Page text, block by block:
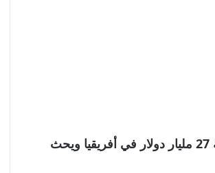
نشكركم على قراءة خبر “ماكرون يكشف عن استثمارات بقيمة 27 مليار دولار في أفريقيا ويحث